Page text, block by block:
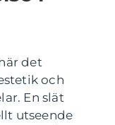
det
och
En slät
utseende